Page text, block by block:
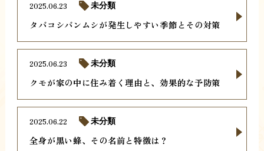
タバコシバンムシが発生しやすい季節とその対策
2025.06.23 未分類
クモが家の中に住み着く理由と、効果的な予防策
2025.06.23 未分類
全身が黒い蜂、その名前と特徴は？
2025.06.22 未分類